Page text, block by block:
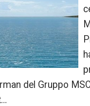
del Gruppo